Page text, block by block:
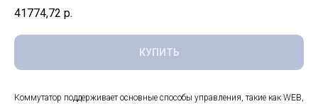
41774,72 р.
КУПИТЬ
Коммутатор поддерживает основные способы управления, такие как WEB,